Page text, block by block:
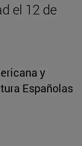
el 12 de
y
Españolas